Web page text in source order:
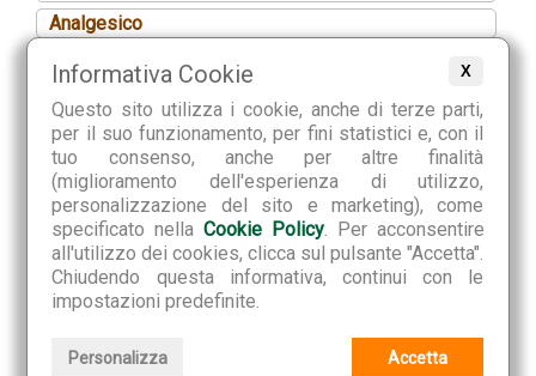
X
Informativa Cookie
Questo sito utilizza i cookie, anche di terze parti,
per il suo funzionamento, per fini statistici e, con il
tuo consenso, anche per altre finalità
(miglioramento dell'esperienza di utilizzo,
personalizzazione del sito e marketing), come
specificato nellaCookie Policy. Per acconsentire
all'utilizzo dei cookies, clicca sul pulsante "Accetta".
Chiudendo questa informativa, continui con le
impostazioni predefinite.
Personalizza Accetta
Analgesico
Anemia
Anoressia
Ansiolitico
Antalgico
Antiaggregante piastrinico
Anticefalalgico
Antidismenorroico
Antiedemigeno (o antiedematoso)